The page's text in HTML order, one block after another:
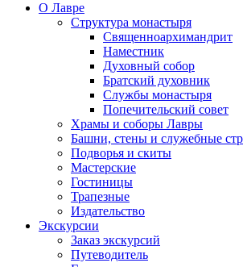
О Лавре
Структура монастыря
Священноархимандрит
Наместник
Духовный собор
Братский духовник
Службы монастыря
Попечительский совет
Храмы и соборы Лавры
Башни, стены и служебные
Подворья и скиты
Мастерские
Гостиницы
Трапезные
Издательство
Экскурсии
Заказ экскурсий
Путеводитель